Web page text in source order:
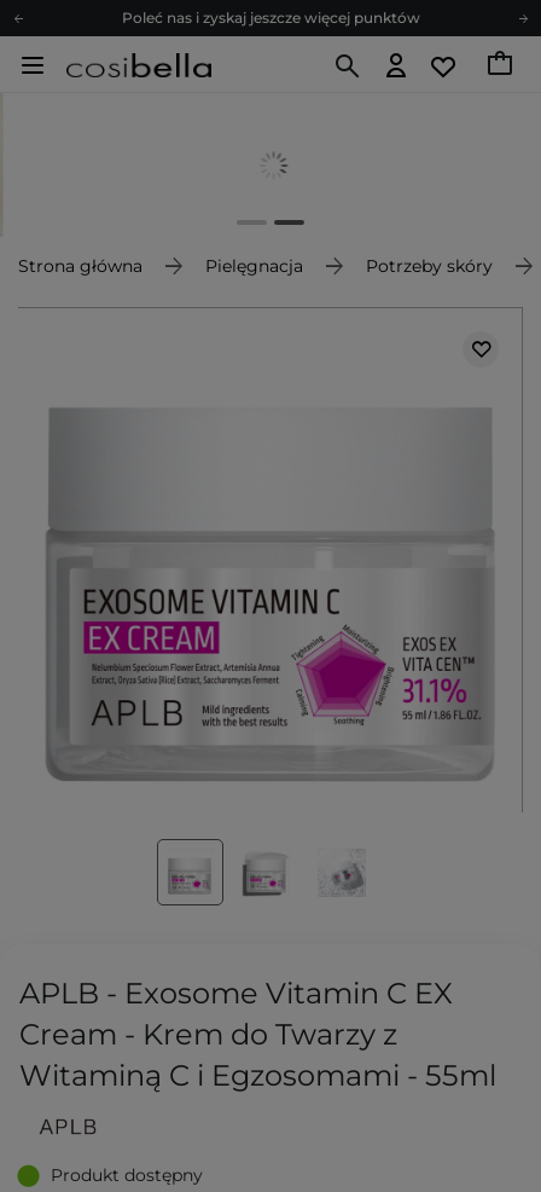
Poleć nas i zyskaj jeszcze więcej punktów
Zapisz się na newsletter pełen porad
Poleć nas i zyskaj jeszcze więcej punktów
Strona główna Pielęgnacja Potrzeby skóry
APLB - Exosome Vitamin C EX
Cream - Krem do Twarzy z
Witaminą C i Egzosomami - 55ml
Produkt dostępny